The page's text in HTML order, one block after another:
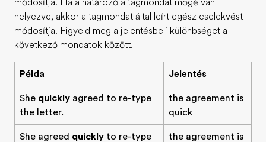
módosítja. Ha a határozó a tagmondat mögé van
helyezve, akkor a tagmondat által leírt egész cselekvést
módosítja. Figyeld meg a jelentésbeli különbséget a
következő mondatok között.
Példa Jelentés
She quickly agreed to re-type
the letter.
the agreement is
quick
She agreed quickly to re-type
the agreement is